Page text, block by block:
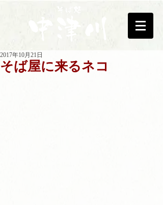
そば屋に来るネコ
2017年10月21日